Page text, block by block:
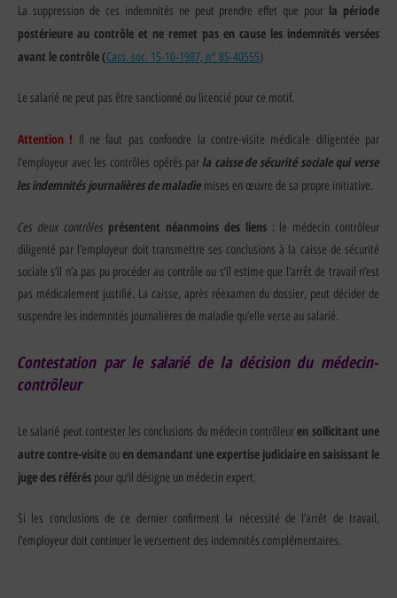
La suppression de ces indemnités ne peut prendre effet que pour la période
postérieure au contrôle et ne remet pas en cause les indemnités versées
avant le contrôle (Cass. soc. 15-10-1987, n° 85-40555)
Le salarié ne peut pas être sanctionné ou licencié pour ce motif.
Attention ! Il ne faut pas confondre la contre-visite médicale diligentée par
l’employeur avec les contrôles opérés par la caisse de sécurité sociale qui verse
les indemnités journalières de maladie mises en œuvre de sa propre initiative.
Ces deux contrôles présentent néanmoins des liens: le médecin contrôleur
diligenté par l’employeur doit transmettre ses conclusions à la caisse de sécurité
sociale s’il n’a pas pu procéder au contrôle ou s’il estime que l’arrêt de travail n’est
pas médicalement justifié. La caisse, après réexamen du dossier, peut décider de
suspendre les indemnités journalières de maladie qu’elle verse au salarié.
Contestation par le salarié de la décision du médecin-
contrôleur
Le salarié peut contester les conclusions du médecin contrôleuren sollicitant une
autre contre-visite ou en demandant une expertise judiciaire en saisissant le
juge des référés pour qu’il désigne un médecin expert.
Si les conclusions de ce dernier confirment la nécessité de l’arrêt de travail,
l’employeur doit continuer le versement des indemnités complémentaires.